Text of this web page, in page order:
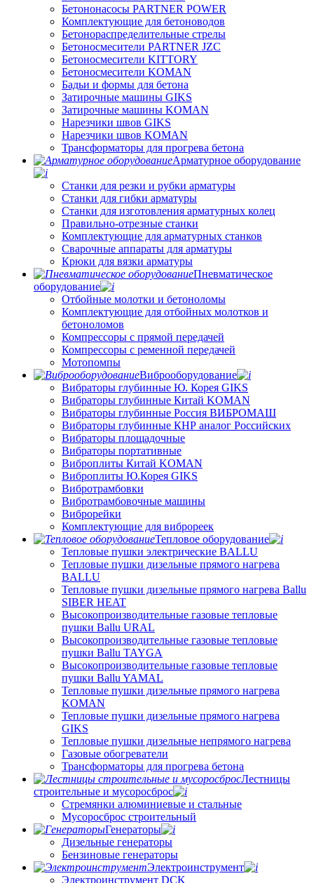
Бетононасосы PARTNER POWER
Комплектующие для бетоноводов
Бетонораспределительные стрелы
Бетоносмесители PARTNER JZC
Бетоносмесители KITTORY
Бетоносмесители KOMAN
Бадьи и формы для бетона
Затирочные машины GIKS
Затирочные машины KOMAN
Нарезчики швов GIKS
Нарезчики швов KOMAN
Трансформаторы для прогрева бетона
Арматурное оборудование
Станки для резки и рубки арматуры
Станки для гибки арматуры
Станки для изготовления арматурных колец
Правильно-отрезные станки
Комплектующие для арматурных станков
Сварочные аппараты для арматуры
Крюки для вязки арматуры
Пневматическое
оборудование
Отбойные молотки и бетоноломы
Комплектующие для отбойных молотков и
бетоноломов
Компрессоры с прямой передачей
Компрессоры с ременной передачей
Мотопомпы
Виброоборудование
Вибраторы глубинные Ю. Корея GIKS
Вибраторы глубинные Китай KOMAN
Вибраторы глубинные Россия ВИБРОМАШ
Вибраторы глубинные КНР аналог Российских
Вибраторы площадочные
Вибраторы портативные
Виброплиты Китай KOMAN
Виброплиты Ю.Корея GIKS
Вибротрамбовки
Вибротрамбовочные машины
Виброрейки
Комплектующие для виброреек
Тепловое оборудование
Тепловые пушки электрические BALLU
Тепловые пушки дизельные прямого нагрева
BALLU
Тепловые пушки дизельные прямого нагрева Ballu
SIBER HEAT
Высокопроизводительные газовые тепловые
пушки Ballu URAL
Высокопроизводительные газовые тепловые
пушки Ballu TAYGA
Высокопроизводительные газовые тепловые
пушки Ballu YAMAL
Тепловые пушки дизельные прямого нагрева
KOMAN
Тепловые пушки дизельные прямого нагрева
GIKS
Тепловые пушки дизельные непрямого нагрева
Газовые обогреватели
Трансформаторы для прогрева бетона
Лестницы
строительные и мусоросброс
Стремянки алюминиевые и стальные
Мусоросброс строительный
Генераторы
Дизельные генераторы
Бензиновые генераторы
Электроинструмент
Электроинструмент DCK